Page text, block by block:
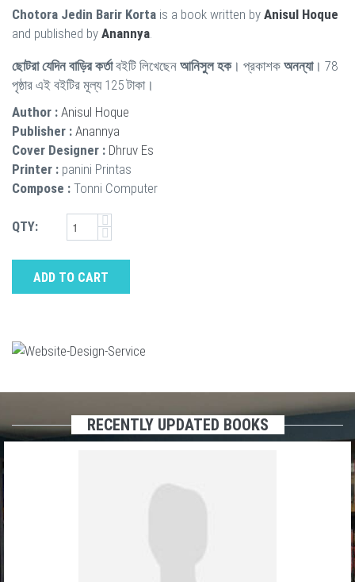
Chotora Jedin Barir Korta is a book written by Anisul Hoque
and published by Anannya
ছোটরা যেদিন বাড়ির কর্তাবইটি লিখেছেন আনিসুল হক। প্রকাশক অনন্যা। 78
পৃষ্ঠার এই বইটির মূল্য 125 টাকা।
Author : Anisul Hoque
Publisher : Anannya
Cover Designer : Dhruv Es
Printer : panini Printas
Compose : Tonni Computer
QTY:
ADD TO CART
RECENTLY UPDATED BOOKS